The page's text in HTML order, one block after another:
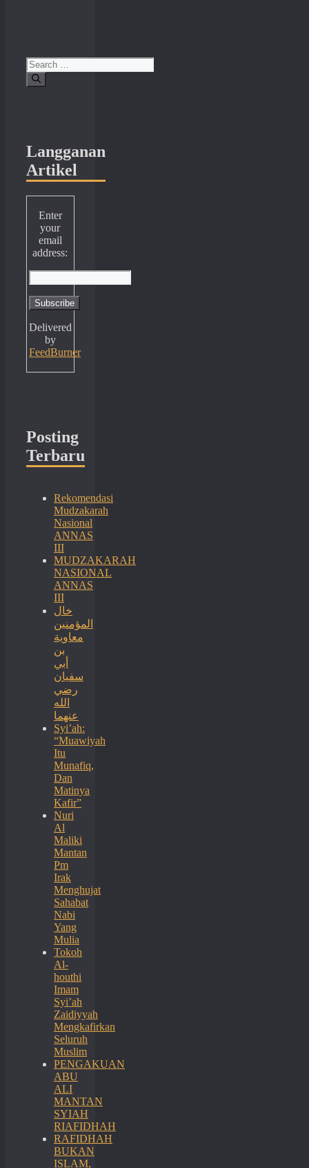
Search
for:
Langganan
Artikel
Enter
your
email
address:
Delivered
by
FeedBurner
Posting
Terbaru
Rekomendasi
Mudzakarah
Nasional
ANNAS
III
MUDZAKARAH
NASIONAL
ANNAS
III
خال
المؤمنين
معاوية
بن
أبي
سفيان
رضي
الله
عنهما
Syi’ah:
“Muawiyah
Itu
Munafiq,
Dan
Matinya
Kafir”
Nuri
Al
Maliki
Mantan
Pm
Irak
Menghujat
Sahabat
Nabi
Yang
Mulia
Tokoh
Al-
houthi
Imam
Syi’ah
Zaidiyyah
Mengkafirkan
Seluruh
Muslim
PENGAKUAN
ABU
ALI
MANTAN
SYIAH
RIAFIDHAH
RAFIDHAH
BUKAN
ISLAM,